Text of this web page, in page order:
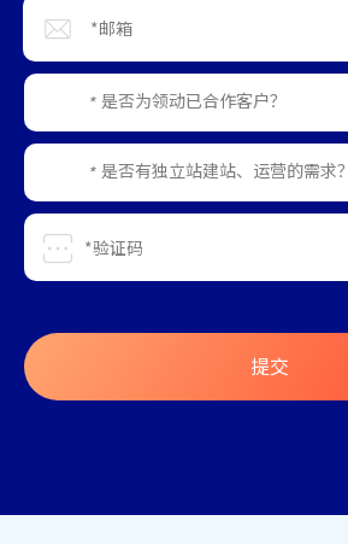
* 是否为领动已合作客户？
* 是否有独立站建站、运营的需求？
提交